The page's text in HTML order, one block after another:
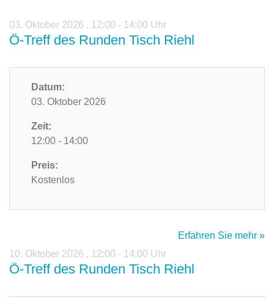
03. Oktober 2026 , 12:00 - 14:00 Uhr
Ö-Treff des Runden Tisch Riehl
Datum:
03. Oktober 2026
Zeit:
12:00 - 14:00
Preis:
Kostenlos
Erfahren Sie mehr »
10. Oktober 2026 , 12:00 - 14:00 Uhr
Ö-Treff des Runden Tisch Riehl